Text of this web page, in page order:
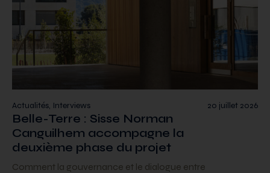
20 juillet 2026
Actualités, Interviews
Belle-Terre : Sisse Norman
Canguilhem accompagne la
deuxième phase du projet
Comment la gouvernance et le dialogue entre